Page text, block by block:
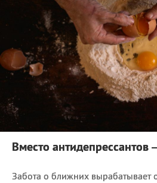
Вместо
Забота о ближних вырабатывает